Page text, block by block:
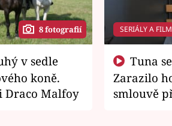
8 fotografií
koně.
Draco Malfoy
SERIÁLY A
Zarazilo
smlouvě